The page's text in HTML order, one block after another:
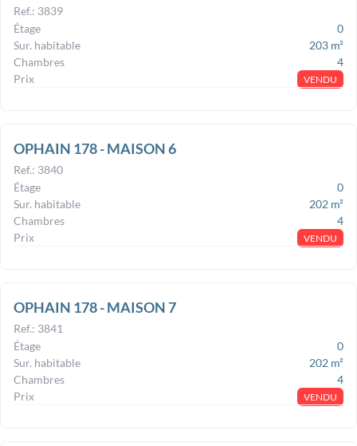
Ref.: 3839
Étage
0
Sur. habitable
203 m²
Chambres
4
Prix
VENDU
OPHAIN 178 - MAISON 6
Ref.: 3840
Étage
0
Sur. habitable
202 m²
Chambres
4
Prix
VENDU
OPHAIN 178 - MAISON 7
Ref.: 3841
Étage
0
Sur. habitable
202 m²
Chambres
4
Prix
VENDU